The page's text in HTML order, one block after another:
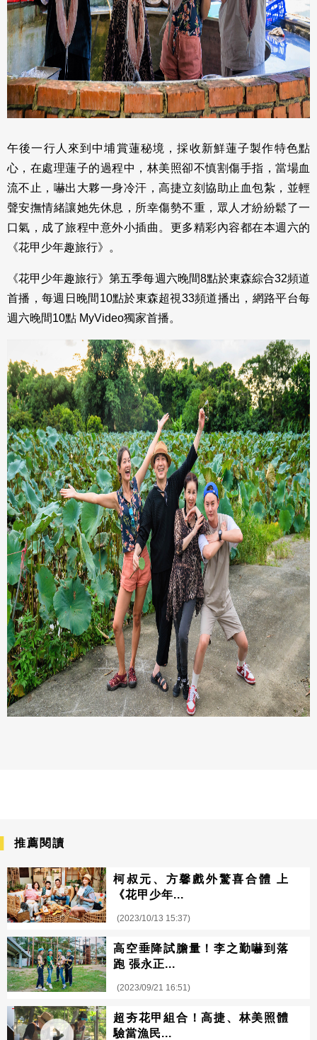
午後一行人來到中埔賞蓮秘境，採收新鮮蓮子製作特色點
心，在處理蓮子的過程中，林美照卻不慎割傷手指，當場血
流不止，嚇出大夥一身冷汗，高捷立刻協助止血包紮，並輕
聲安撫情緒讓她先休息，所幸傷勢不重，眾人才紛紛鬆了一
口氣，成了旅程中意外小插曲。更多精彩內容都在本週六的
《花甲少年趣旅行》。
《花甲少年趣旅行》第五季每週六晚間8點於東森綜合32頻道
首播，每週日晚間10點於東森超視33頻道播出，網路平台每
週六晚間10點 MyVideo獨家首播。
推薦閱讀
柯叔元、方馨戲外驚喜合體 上
《花甲少年...
(2023/10/13 15:37)
高空垂降試膽量！李之勤嚇到落
跑 張永正...
(2023/09/21 16:51)
超夯花甲組合！高捷、林美照體
驗當漁民...